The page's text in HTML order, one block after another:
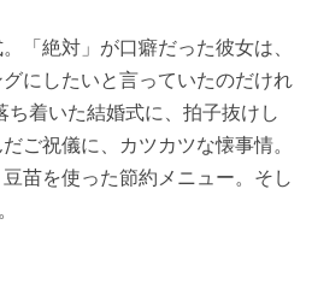
「絶対」が口癖だった彼女は、
にしたいと言っていたのだけれ
ち着いた結婚式に、拍子抜けし
ご祝儀に、カツカツな懐事情。
苗を使った節約メニュー。そし